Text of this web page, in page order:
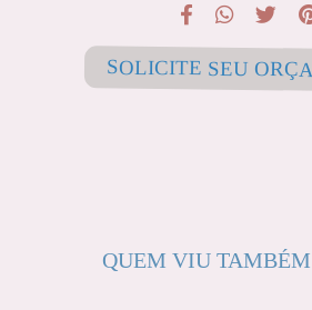
SOLICITE SEU
QUEM VIU